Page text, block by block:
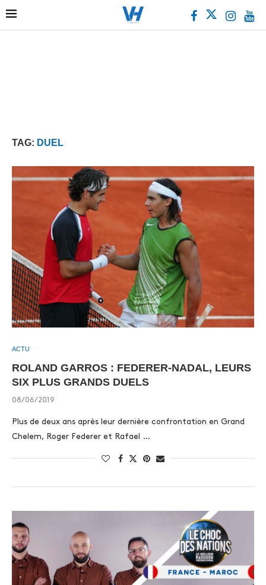
TAG: DUEL
ACTU
ROLAND GARROS : FEDERER-NADAL, LEURS
SIX PLUS GRANDS DUELS
08/06/2019
Plus de deux ans après leur dernière confrontation en Grand
Chelem, Roger Federer et Rafael …